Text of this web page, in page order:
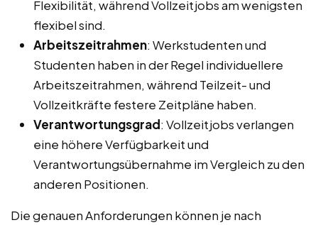
Flexibilität, während Vollzeitjobs am wenigsten
flexibel sind.
Arbeitszeitrahmen: Werkstudenten und
Studenten haben in der Regel individuellere
Arbeitszeitrahmen, während Teilzeit- und
Vollzeitkräfte festere Zeitpläne haben.
Verantwortungsgrad: Vollzeitjobs verlangen
eine höhere Verfügbarkeit und
Verantwortungsübernahme im Vergleich zu den
anderen Positionen.
Die genauen Anforderungen können je nach